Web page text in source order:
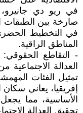
في ريو دي
صارخة بين الطبقات
في التخطيط
المناطق الراقية.
- التقاطع الحقوقي:
العدالة
تمثيل الفئات
إفريقيا، يعاني
الأساسية، مما
تحقيق العدالة